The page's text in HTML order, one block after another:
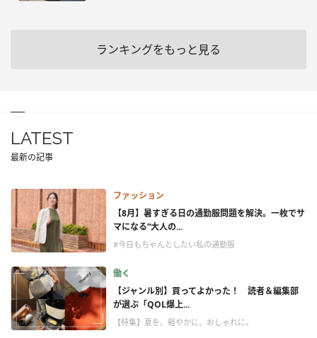
ランキングをもっと見る
LATEST
最新の記事
ファッション
【8月】暑すぎる日の通勤服問題を解決。一枚でサ
マになる“大人の...
#今日もちゃんとしたい私の通勤服
働く
【ジャンル別】買ってよかった！ 読者＆編集部
が選ぶ「QOL爆上...
【特集】夏を、軽やかに、おしゃれに。